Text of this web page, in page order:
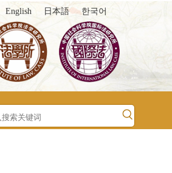
English 日本語 한국어